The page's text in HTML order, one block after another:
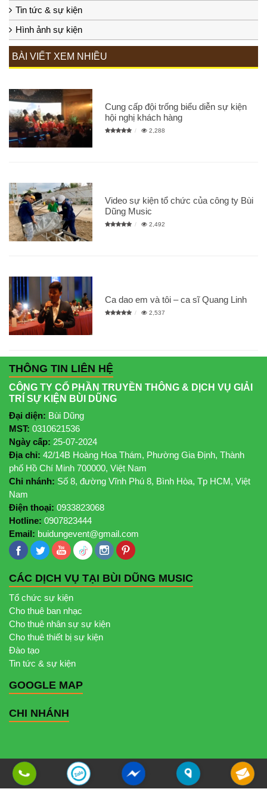
Tin tức & sự kiện
Hình ảnh sự kiện
BÀI VIẾT XEM NHIỀU
Cung cấp đội trống biểu diễn sự kiện
hội nghị khách hàng
2,288
Video sự kiện tổ chức của công ty Bùi
Dũng Music
2,492
Ca dao em và tôi – ca sĩ Quang Linh
2,537
THÔNG TIN LIÊN HỆ
CÔNG TY CỔ PHẦN TRUYỀN THÔNG & DỊCH VỤ GIẢI
TRÍ SỰ KIỆN BÙI DŨNG
Đại diện: Bùi Dũng
MST: 0310621536
Ngày cấp: 25-07-2024
Địa chỉ: 42/14B Hoàng Hoa Thám, Phường Gia Định, Thành
phố Hồ Chí Minh 700000, Việt Nam
Chi nhánh: Số 8, đường Vĩnh Phú 8, Bình Hòa, Tp HCM, Việt
Nam
Điện thoại: 0933823068
Hotline: 0907823444
Email: buidungevent@gmail.com
CÁC DỊCH VỤ TẠI BÙI DŨNG MUSIC
Tổ chức sự kiện
Cho thuê ban nhạc
Cho thuê nhân sự sự kiện
Cho thuê thiết bị sự kiện
Đào tạo
Tin tức & sự kiện
GOOGLE MAP
CHI NHÁNH